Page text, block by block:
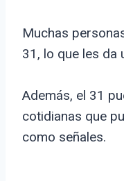
Muchas
31, lo que les da
Además, el 31
cotidianas que
como señales.